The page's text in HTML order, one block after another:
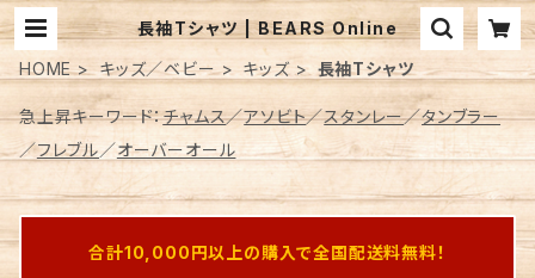
長袖Tシャツ | BEARS Online
HOME
キッズ／ベビー キッズ 長袖Tシャツ
急上昇キーワード：チャムス／アソビト／スタンレー／タンブラー
／フレブル／オーバーオール
合計10,000円以上の購入で全国配送料無料！